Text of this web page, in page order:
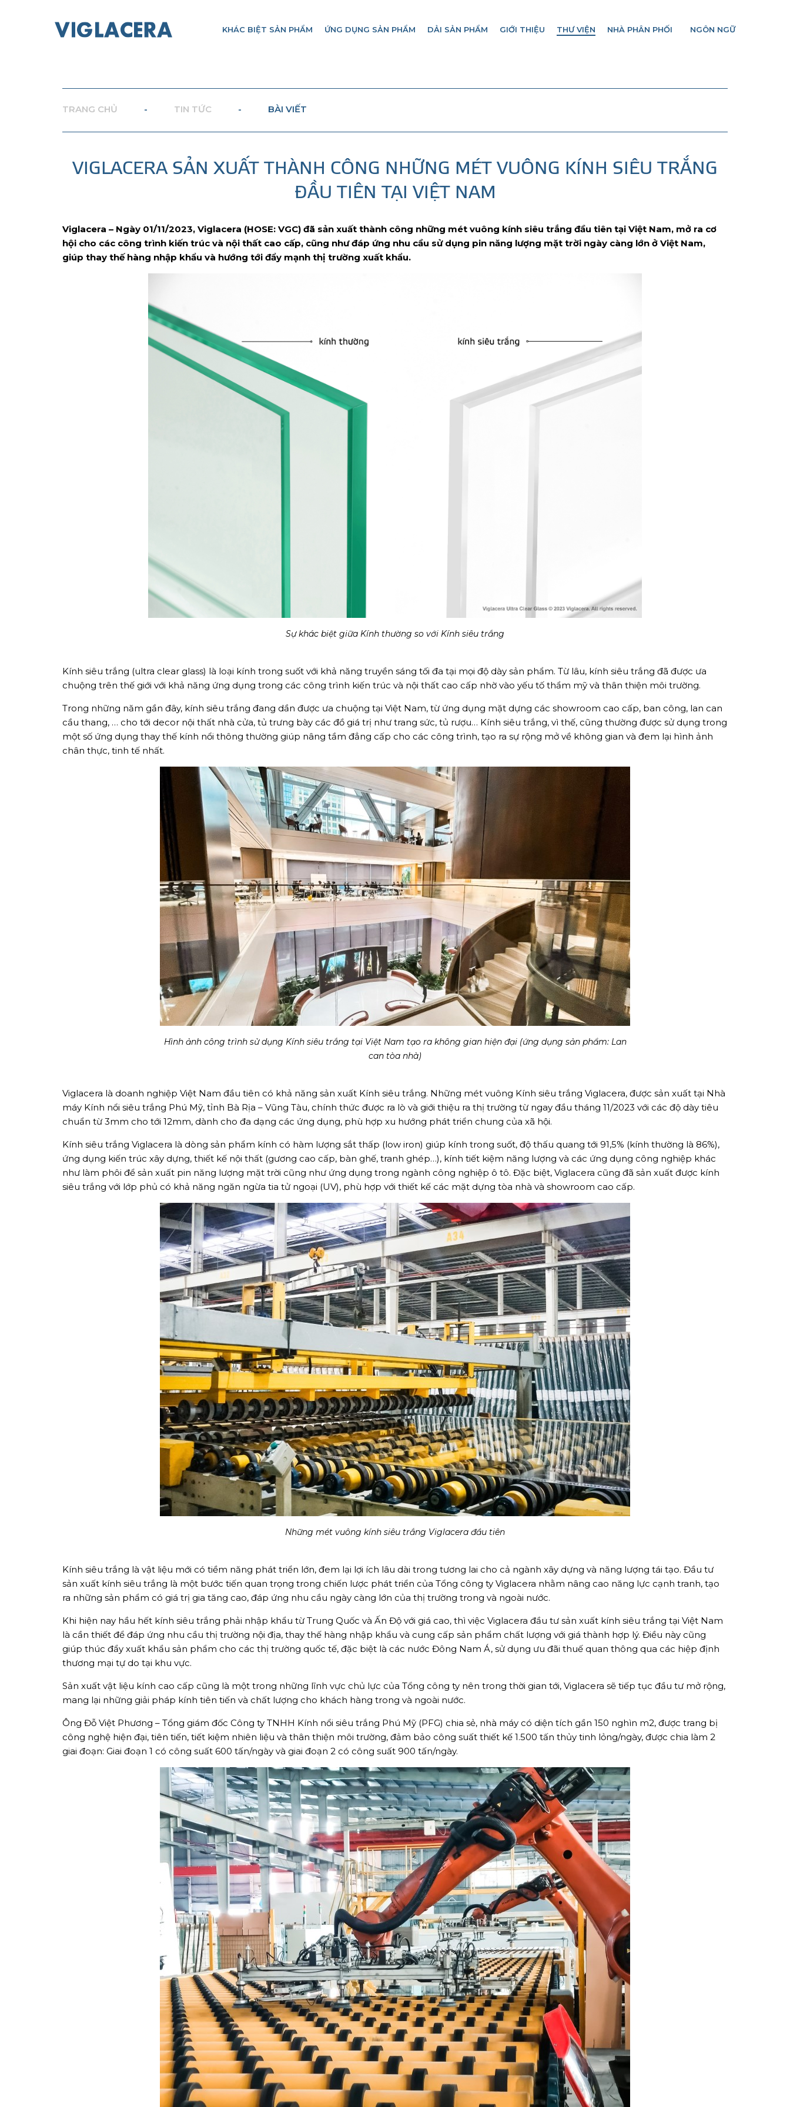
KHÁC BIỆT SẢN PHẨM ỨNG DỤNG SẢN PHẨM DẢI SẢN PHẨM GIỚI THIỆU THƯ VIỆN NHÀ PHÂN PHỐI NGÔN NGỮ
TẢI E-BROCHURE
TƯ VẤN MIỄN PHÍ VỀ SẢN PHẨM
Nghề nghiệp...
Thành phố...
GỬI YÊU CẦU
TRANG CHỦ - TIN TỨC - BÀI VIẾT
VIGLACERA SẢN XUẤT THÀNH CÔNG NHỮNG MÉT VUÔNG KÍNH SIÊU TRẮNG
ĐẦU TIÊN TẠI VIỆT NAM
Viglacera – Ngày 01/11/2023, Viglacera (HOSE: VGC) đã sản xuất thành công những mét vuông kính siêu trắng đầu tiên tại Việt Nam, mở ra cơ
hội cho các công trình kiến trúc và nội thất cao cấp, cũng như đáp ứng nhu cầu sử dụng pin năng lượng mặt trời ngày càng lớn ở Việt Nam,
giúp thay thế hàng nhập khẩu và hướng tới đẩy mạnh thị trường xuất khẩu.
Sự khác biệt giữa Kính thường so với Kính siêu trắng
Kính siêu trắng (ultra clear glass) là loại kính trong suốt với khả năng truyền sáng tối đa tại mọi độ dày sản phẩm. Từ lâu, kính siêu trắng đã được ưa
chuộng trên thế giới với khả năng ứng dụng trong các công trình kiến trúc và nội thất cao cấp nhờ vào yếu tố thẩm mỹ và thân thiện môi trường.
Trong những năm gần đây, kính siêu trắng đang dần được ưa chuộng tại Việt Nam, từ ứng dụng mặt dựng các showroom cao cấp, ban công, lan can
cầu thang, … cho tới decor nội thất nhà cửa, tủ trưng bày các đồ giá trị như trang sức, tủ rượu… Kính siêu trắng, vì thế, cũng thường được sử dụng trong
một số ứng dụng thay thế kính nổi thông thường giúp nâng tầm đẳng cấp cho các công trình, tạo ra sự rộng mở về không gian và đem lại hình ảnh
chân thực, tinh tế nhất.
Hình ảnh công trình sử dụng Kính siêu trắng tại Việt Nam tạo ra không gian hiện đại (ứng dụng sản phẩm: Lan
can tòa nhà)
Viglacera là doanh nghiệp Việt Nam đầu tiên có khả năng sản xuất Kính siêu trắng. Những mét vuông Kính siêu trắng Viglacera, được sản xuất tại Nhà
máy Kính nổi siêu trắng Phú Mỹ, tỉnh Bà Rịa – Vũng Tàu, chính thức được ra lò và giới thiệu ra thị trường từ ngay đầu tháng 11/2023 với các độ dày tiêu
chuẩn từ 3mm cho tới 12mm, dành cho đa dạng các ứng dụng, phù hợp xu hướng phát triển chung của xã hội.
Kính siêu trắng Viglacera là dòng sản phẩm kính có hàm lượng sắt thấp (low iron) giúp kính trong suốt, độ thấu quang tới 91,5% (kính thường là 86%),
ứng dụng kiến trúc xây dựng, thiết kế nội thất (gương cao cấp, bàn ghế, tranh ghép…), kính tiết kiệm năng lượng và các ứng dụng công nghiệp khác
như làm phôi để sản xuất pin năng lượng mặt trời cũng như ứng dụng trong ngành công nghiệp ô tô. Đặc biệt, Viglacera cũng đã sản xuất được kính
siêu trắng với lớp phủ có khả năng ngăn ngừa tia tử ngoại (UV), phù hợp với thiết kế các mặt dựng tòa nhà và showroom cao cấp.
Những mét vuông kính siêu trắng Viglacera đầu tiên
Kính siêu trắng là vật liệu mới có tiềm năng phát triển lớn, đem lại lợi ích lâu dài trong tương lai cho cả ngành xây dựng và năng lượng tái tạo. Đầu tư
sản xuất kính siêu trắng là một bước tiến quan trọng trong chiến lược phát triển của Tổng công ty Viglacera nhằm nâng cao năng lực cạnh tranh, tạo
ra những sản phẩm có giá trị gia tăng cao, đáp ứng nhu cầu ngày càng lớn của thị trường trong và ngoài nước.
Khi hiện nay hầu hết kính siêu trắng phải nhập khẩu từ Trung Quốc và Ấn Độ với giá cao, thì việc Viglacera đầu tư sản xuất kính siêu trắng tại Việt Nam
là cần thiết để đáp ứng nhu cầu thị trường nội địa, thay thế hàng nhập khẩu và cung cấp sản phẩm chất lượng với giá thành hợp lý. Điều này cũng
giúp thúc đẩy xuất khẩu sản phẩm cho các thị trường quốc tế, đặc biệt là các nước Đông Nam Á, sử dụng ưu đãi thuế quan thông qua các hiệp định
thương mại tự do tại khu vực.
Sản xuất vật liệu kính cao cấp cũng là một trong những lĩnh vực chủ lực của Tổng công ty nên trong thời gian tới, Viglacera sẽ tiếp tục đầu tư mở rộng,
mang lại những giải pháp kính tiên tiến và chất lượng cho khách hàng trong và ngoài nước.
Ông Đỗ Việt Phương – Tổng giám đốc Công ty TNHH Kính nổi siêu trắng Phú Mỹ (PFG) chia sẻ, nhà máy có diện tích gần 150 nghìn m2, được trang bị
công nghệ hiện đại, tiên tiến, tiết kiệm nhiên liệu và thân thiện môi trường, đảm bảo công suất thiết kế 1.500 tấn thủy tinh lỏng/ngày, được chia làm 2
giai đoạn: Giai đoạn 1 có công suất 600 tấn/ngày và giai đoạn 2 có công suất 900 tấn/ngày.